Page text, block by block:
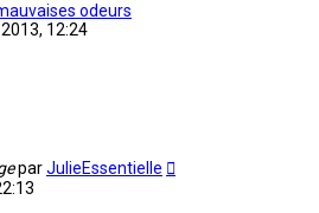
odeurs
12:24
parJulieEssentielle